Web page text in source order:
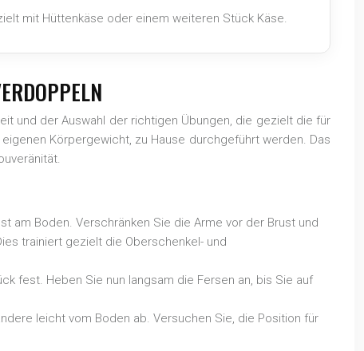
mit Hüttenkäse oder einem weiteren Stück Käse.
und der Auswahl der richtigen Übungen, die gezielt die für
Körpergewicht, zu Hause durchgeführt werden. Das
am Boden. Verschränken Sie die Arme vor der Brust und
trainiert gezielt die Oberschenkel- und
fest. Heben Sie nun langsam die Fersen an, bis Sie auf
leicht vom Boden ab. Versuchen Sie, die Position für